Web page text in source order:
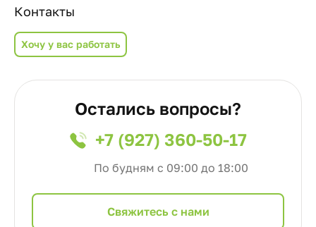
Контакты
Хочу у вас работать
Остались вопросы?
+7 (927) 360-50-17
По будням с 09:00 до 18:00
Cвяжитесь с нами